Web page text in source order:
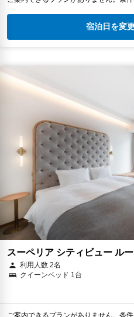
宿泊日を変
スーペリア シティビュー ル
利用人数 2名
クイーンベッド 1台